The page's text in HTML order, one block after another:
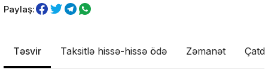
Paylaş:
Təsvir Taksitlə hissə-hissə ödə Zəmanət